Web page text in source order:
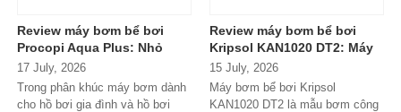
Review máy bơm bể bơi
Procopi Aqua Plus: Nhỏ
gọn, vận hành bền bỉ
nhưng có thực sự đáng
mua?
17 July, 2026
Trong phân khúc máy bơm dành
cho hồ bơi gia đình và hồ bơi
Review máy bơm bể bơi
Kripsol KAN1020 DT2: Máy
bơm công suất lớn có đáng
đầu tư?
15 July, 2026
Máy bơm bể bơi Kripsol
KAN1020 DT2 là mẫu bơm công